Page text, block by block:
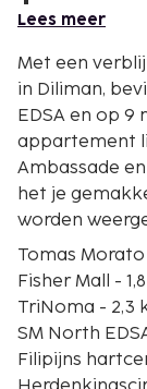
Lees meer
Met een
in Diliman,
EDSA en op 9
appartement
Ambassade
het je
worden
Tomas
Fisher Mall -
TriNoma - 2,3
SM North
Filipijns